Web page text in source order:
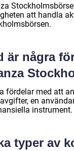
att handla
är några
fördelar med att
en
instrument.
typer av